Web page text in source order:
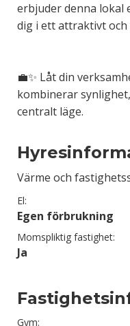
erbjuder denna lokal
dig i ett attraktivt och
💼✨ Låt din
kombinerar
centralt läge.
Värme och
El:
Egen förbrukning
Momspliktig fastighet:
Ja
Gym: